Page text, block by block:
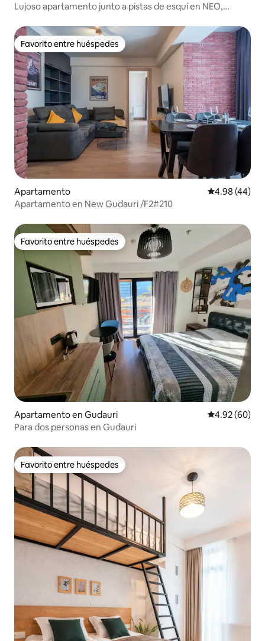
Lujoso apartamento junto a pistas de esquí en NEO,
Favorito entre huéspedes
Favorito entre huéspedes
Apartamento Calificación
4.98 (44)
Apartamento en New Gudauri /F2#210
Favorito entre huéspedes
Favorito entre huéspedes
Apartamento en Gudauri Calificación
4.92 (60)
Para dos personas en Gudauri
Favorito entre huéspedes
Favorito entre huéspedes